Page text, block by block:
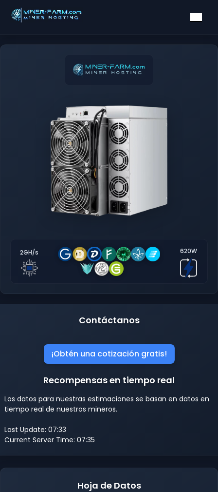
2GH/s 620W
Contáctanos
¡Obtén una cotización gratis!
Recompensas en tiempo real
Los datos para nuestras estimaciones se basan en datos en
tiempo real de nuestros mineros.
Last Update: 07:33
Current Server Time: 07:35
Hoja de Datos